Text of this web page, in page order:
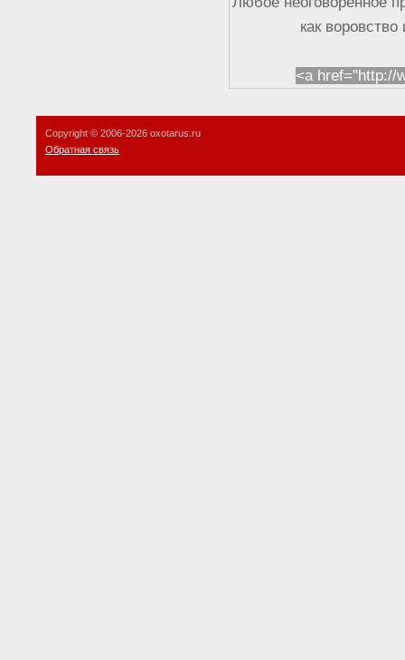
как
<a href="http://
Copyright © 2006-2026 oxotarus.ru
Обратная связь